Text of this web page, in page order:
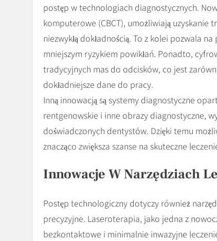
postęp w technologiach diagnostycznych.
komputerowe (CBCT), umożliwiają uzyskanie
niezwykłą dokładnością. To z kolei pozwala
mniejszym ryzykiem powikłań. Ponadto,
tradycyjnych mas do odcisków, co jest
dokładniejsze dane do pracy.
Inną innowacją są systemy diagnostyczne
rentgenowskie i inne obrazy diagnostyczne,
doświadczonych dentystów. Dzięki temu
znacząco zwiększa szanse na skuteczne
Innowacje W Narzędziach
Postęp technologiczny dotyczy również
precyzyjne. Laseroterapia, jako jedna z
bezkontaktowe i minimalnie inwazyjne